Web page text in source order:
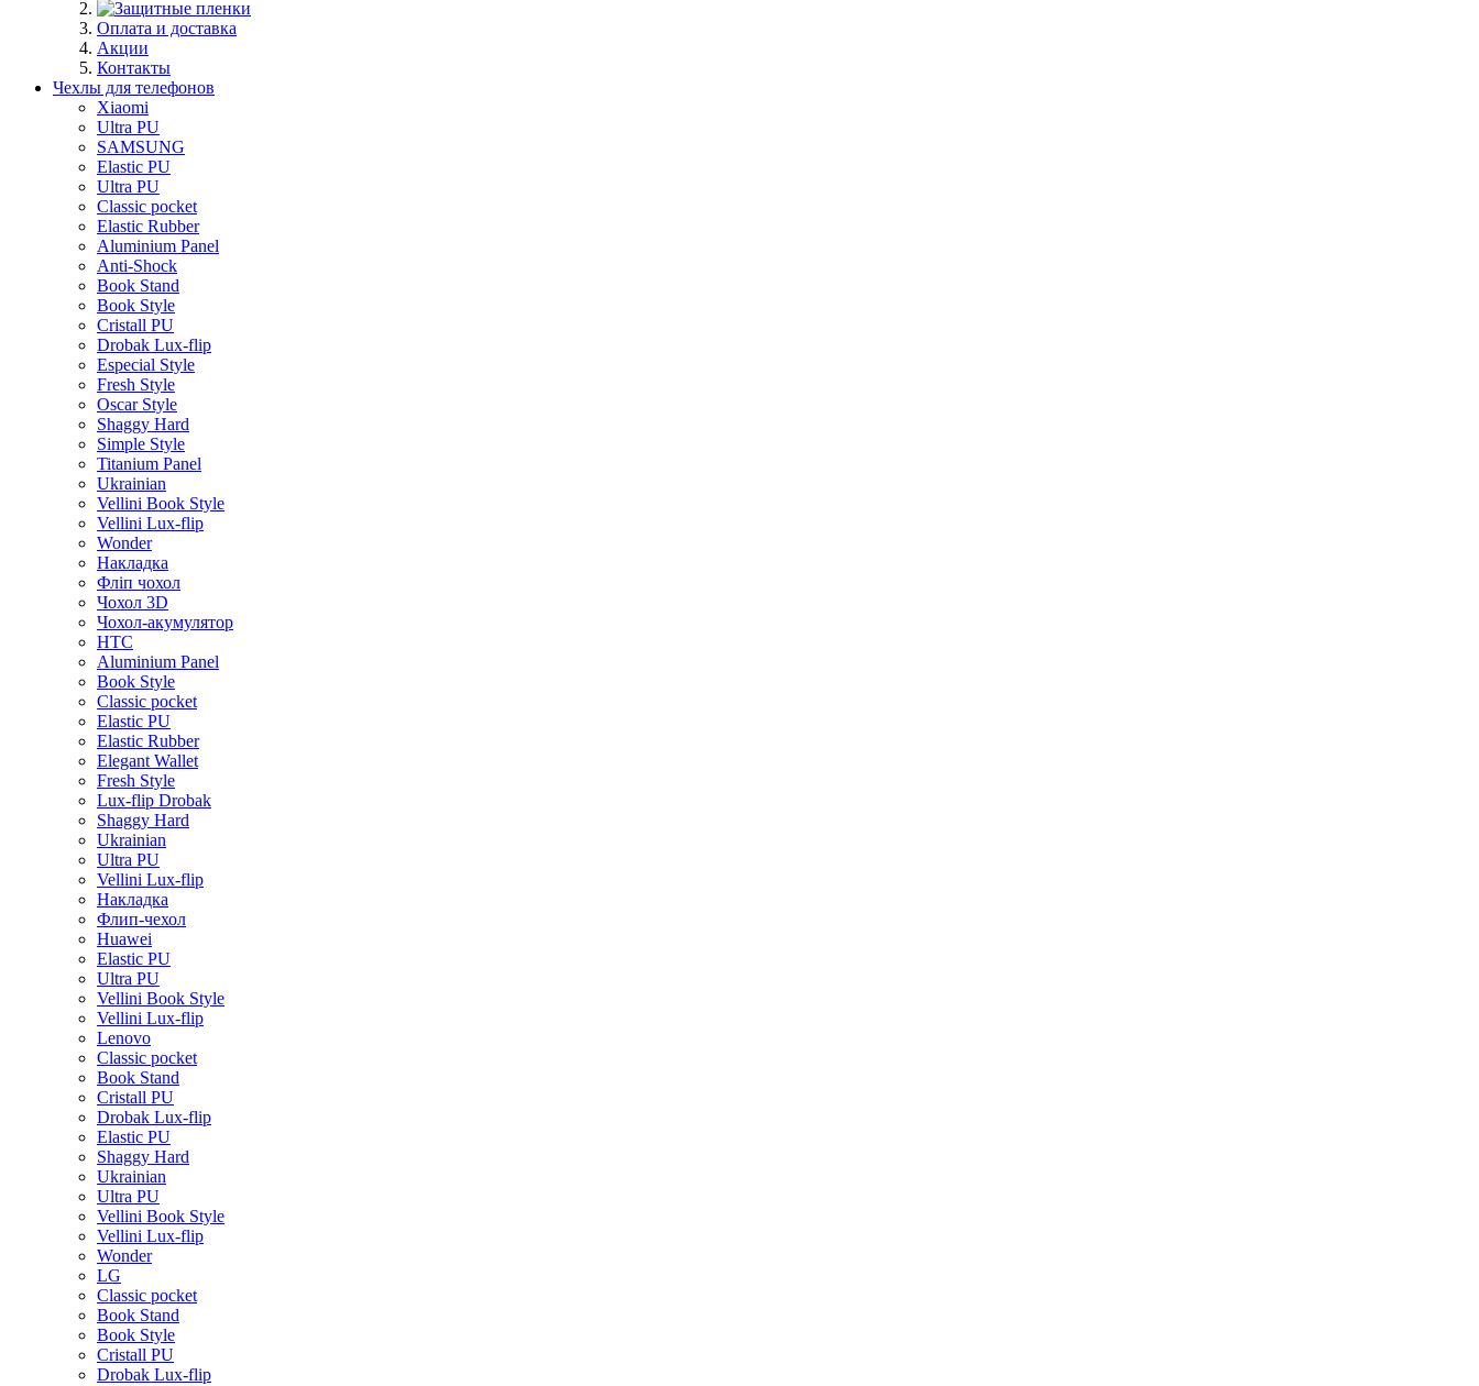
Оплата и доставка
Акции
Контакты
Чехлы для телефонов
Xiaomi
Ultra PU
SAMSUNG
Elastic PU
Ultra PU
Classic pocket
Elastic Rubber
Aluminium Panel
Anti-Shock
Book Stand
Book Style
Cristall PU
Drobak Lux-flip
Especial Style
Fresh Style
Oscar Style
Shaggy Hard
Simple Style
Titanium Panel
Ukrainian
Vellini Book Style
Vellini Lux-flip
Wonder
Накладка
Фліп чохол
Чохол 3D
Чохол-акумулятор
HTC
Aluminium Panel
Book Style
Classic pocket
Elastic PU
Elastic Rubber
Elegant Wallet
Fresh Style
Lux-flip Drobak
Shaggy Hard
Ukrainian
Ultra PU
Vellini Lux-flip
Накладка
Флип-чехол
Huawei
Elastic PU
Ultra PU
Vellini Book Style
Vellini Lux-flip
Lenovo
Classic pocket
Book Stand
Cristall PU
Drobak Lux-flip
Elastic PU
Shaggy Hard
Ukrainian
Ultra PU
Vellini Book Style
Vellini Lux-flip
Wonder
LG
Classic pocket
Book Stand
Book Style
Cristall PU
Drobak Lux-flip